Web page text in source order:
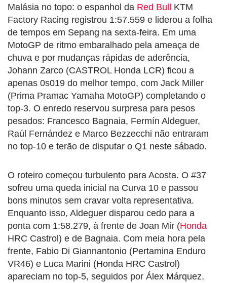
Malásia no topo: o espanhol da Red Bull KTM
Factory Racing registrou 1:57.559 e liderou a folha
de tempos em Sepang na sexta-feira. Em uma
MotoGP de ritmo embaralhado pela ameaça de
chuva e por mudanças rápidas de aderência,
Johann Zarco (CASTROL Honda LCR) ficou a
apenas 0s019 do melhor tempo, com Jack Miller
(Prima Pramac Yamaha MotoGP) completando o
top-3. O enredo reservou surpresa para pesos
pesados: Francesco Bagnaia, Fermín Aldeguer,
Raúl Fernández e Marco Bezzecchi não entraram
no top-10 e terão de disputar o Q1 neste sábado.
O roteiro começou turbulento para Acosta. O #37
sofreu uma queda inicial na Curva 10 e passou
bons minutos sem cravar volta representativa.
Enquanto isso, Aldeguer disparou cedo para a
ponta com 1:58.279, à frente de Joan Mir (Honda
HRC Castrol) e de Bagnaia. Com meia hora pela
frente, Fabio Di Giannantonio (Pertamina Enduro
VR46) e Luca Marini (Honda HRC Castrol)
apareciam no top-5, seguidos por Álex Márquez,